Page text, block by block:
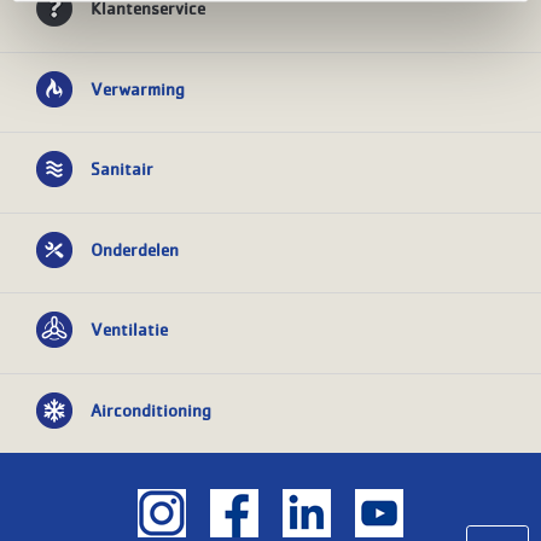
Klantenservice
Verwarming
Sanitair
Onderdelen
Ventilatie
Airconditioning